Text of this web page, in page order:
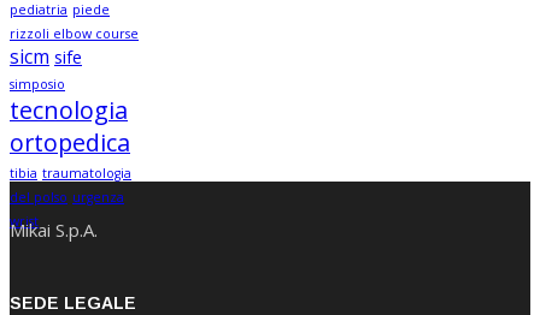
pediatria piede
rizzoli elbow course
sicm sife
simposio
tecnologia
ortopedica
tibia traumatologia
del polso urgenza
wrist
Mikai S.p.A.
SEDE LEGALE